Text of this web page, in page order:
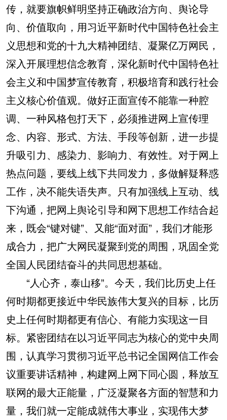
传，就要旗帜鲜明坚持正确政治方向、舆论导
向、价值取向，用习近平新时代中国特色社会主
义思想和党的十九大精神团结、凝聚亿万网民，
深入开展理想信念教育，深化新时代中国特色社
会主义和中国梦宣传教育，积极培育和践行社会
主义核心价值观。做好正面宣传不能靠一种腔
调、一种风格包打天下，必须推进网上宣传理
念、内容、形式、方法、手段等创新，进一步提
升吸引力、感染力、影响力、有效性。对于网上
热点问题，要线上线下共同发力，多做解疑释惑
工作，决不能失语失声。只有加强线上互动、线
下沟通，把网上舆论引导和网下思想工作结合起
来，既会“键对键”、又能“面对面”，我们才能形
成合力，把广大网民凝聚到党的周围，巩固全党
全国人民团结奋斗的共同思想基础。
“人心齐，泰山移”。今天，我们比历史上任
何时期都更接近中华民族伟大复兴的目标，比历
史上任何时期都更有信心、有能力实现这一目
标。紧密团结在以习近平同志为核心的党中央周
围，认真学习贯彻习近平总书记全国网信工作会
议重要讲话精神，构建网上网下同心圆，释放互
联网的最大正能量，广泛凝聚各方面的智慧和力
量，我们就一定能成就伟大事业，实现伟大梦